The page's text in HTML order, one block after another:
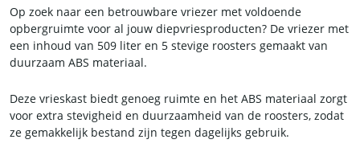
Op zoek naar een betrouwbare vriezer met voldoende
opbergruimte voor al jouw diepvriesproducten? De vriezer met
een inhoud van 509 liter en 5 stevige roosters gemaakt van
duurzaam ABS materiaal.
Deze vrieskast biedt genoeg ruimte en het ABS materiaal zorgt
voor extra stevigheid en duurzaamheid van de roosters, zodat
ze gemakkelijk bestand zijn tegen dagelijks gebruik.